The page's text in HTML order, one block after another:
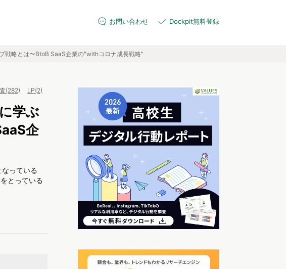
お問い合わせ Dockpit無料登録
戦略とは〜BtoB SaaS企業の"withコロナ成長戦略"
(282) LP(2)
学ぶ
企
っている
とっている